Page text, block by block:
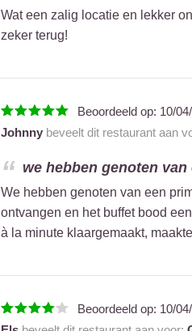
Wat een zalig locatie en lekker
zeker terug!
Beoordeeld op: 10/
Johnnybeveelt dit restaurant aan
we hebben genoten
We hebben genoten van een
ontvangen en het buffet bood
à la minute klaargemaakt,
Beoordeeld op: 10/